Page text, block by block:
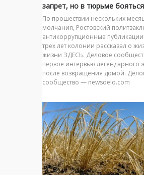
запрет, но в тюрьме
По прошествии нескольких
молчания, Ростовский
антикоррупционные публикации
трех лет колонии рассказал о
жизни ЗДЕСЬ. Деловое
первое интервью легендарного
после возвращения домой.
сообщество — newsdelo.com